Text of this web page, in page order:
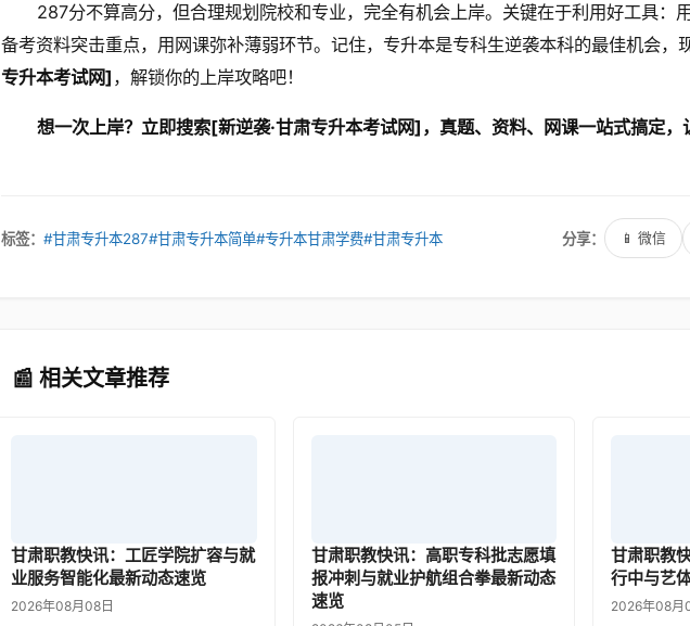
287分不算高分，但合理规划院校和专业，完全有机会上岸。关键在于利用好工具：
备考资料突击重点，用网课弥补薄弱环节。记住，专升本是专科生逆袭本科的最佳机会，
专升本考试网] ，解锁你的上岸攻略吧！
想一次上岸？立即搜索[新逆袭·甘肃专升本考试网]，真题、资料、网课一站式搞定，
标签： #甘肃专升本287#甘肃专升本简单#专升本甘肃学费#甘肃专升本 分享： 📱 微信
📰 相关文章推荐
甘肃职教快讯：工匠学院扩容与就
业服务智能化最新动态速览
2026年08月08日
甘肃职教快讯：高职专科批志愿填
报冲刺与就业护航组合拳最新动态
速览
甘肃职教
行中与艺
2026年08月